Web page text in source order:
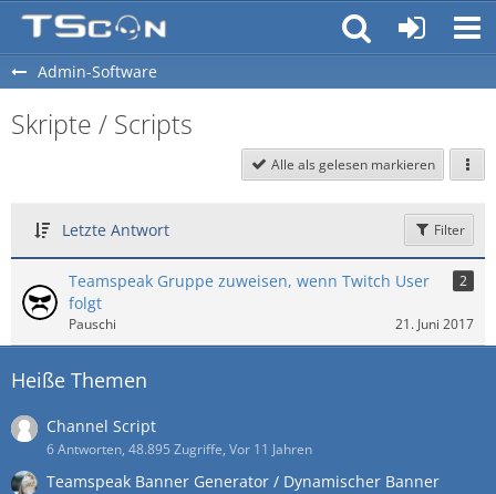
Admin-Software
Skripte / Scripts
Alle als gelesen markieren
Letzte Antwort Filter
Teamspeak Gruppe zuweisen, wenn Twitch User
folgt
2
Pauschi 21. Juni 2017
Heiße Themen
Channel Script
6 Antworten, 48.895 Zugriffe, Vor 11 Jahren
Teamspeak Banner Generator / Dynamischer Banner